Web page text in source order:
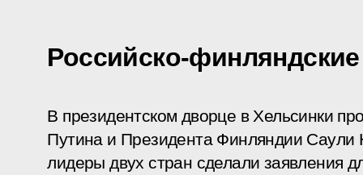
Российско-
В президентском дворце в Хельсинки
Путина и Президента Финляндии Саули
лидеры двух стран сделали заявления